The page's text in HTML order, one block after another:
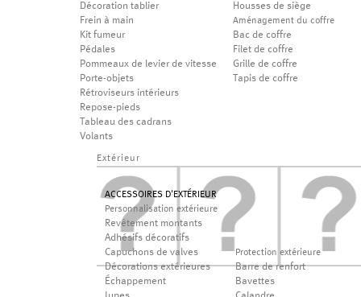
Décoration tablier
Frein à main
Kit fumeur
Pédales
Pommeaux de levier de vitesse
Porte-objets
Rétroviseurs intérieurs
Repose-pieds
Tableau des cadrans
Volants
Housses de siège
Aménagement du coffre
Bac de coffre
Filet de coffre
Grille de coffre
Tapis de coffre
Extérieur
ACCESSOIRES D'EXTÉRIEUR
Personnalisation extérieure
Revêtement montants
Adhésifs décoratifs
Capuchons de valves
Décorations extérieures
Échappement
Protection extérieure
Barre de renfort
Bavettes